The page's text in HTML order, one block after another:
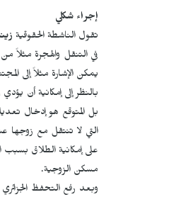
إجراء شكلي
تقول الناشطة الحقوقية
في التنقل والهجرة مثلاً
يمكن الإشارة مثلاً إلى
بالنظر إلى إمكانية أن
بل المتوقع هو إدخال
التي لا تنتقل مع زوجها
مسكن الزوجية.